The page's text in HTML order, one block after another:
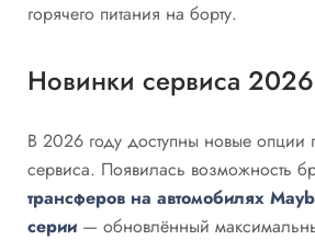
горячего питания на борту.
Новинки сервиса
В 2026 году доступны новые опции
сервиса. Появилась возможность
трансферов на автомобилях
серии — обновлённый